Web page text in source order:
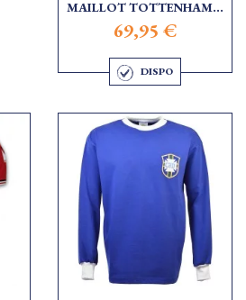
MAILLOT TOTTENHAM...
69,95 €
DISPO